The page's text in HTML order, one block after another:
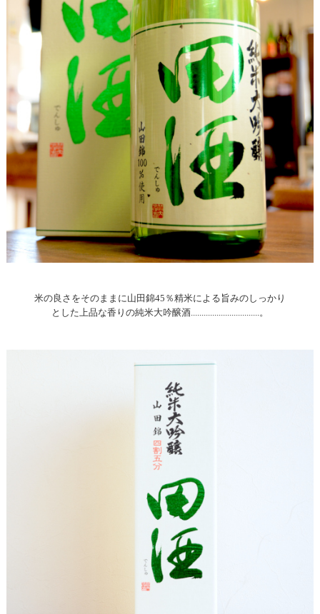
米の良さをそのままに山田錦45％精米による旨みのしっかり
とした上品な香りの純米大吟醸酒................................。